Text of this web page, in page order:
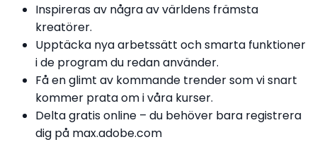
Inspireras av några av världens främsta
kreatörer.
Upptäcka nya arbetssätt och smarta funktioner
i de program du redan använder.
Få en glimt av kommande trender som vi snart
kommer prata om i våra kurser.
Delta gratis online – du behöver bara registrera
dig på max.adobe.com